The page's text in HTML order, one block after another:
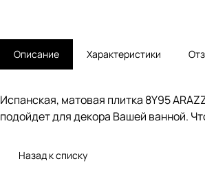
Описание Характеристики
Испанская, матовая плитка 8Y95
подойдет для декора Вашей ванной.
Назад к списку